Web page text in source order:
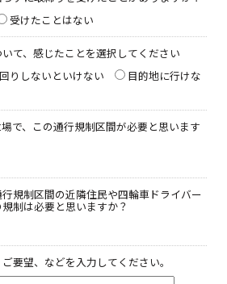
受けたことはない
て、感じたことを選択してください
りしないといけない
目的地に行けな
で、この通行規制区間が必要と思います
規制区間の近隣住民や四輪車ドライバー
制は必要と思いますか？
要望、などを入力してください。